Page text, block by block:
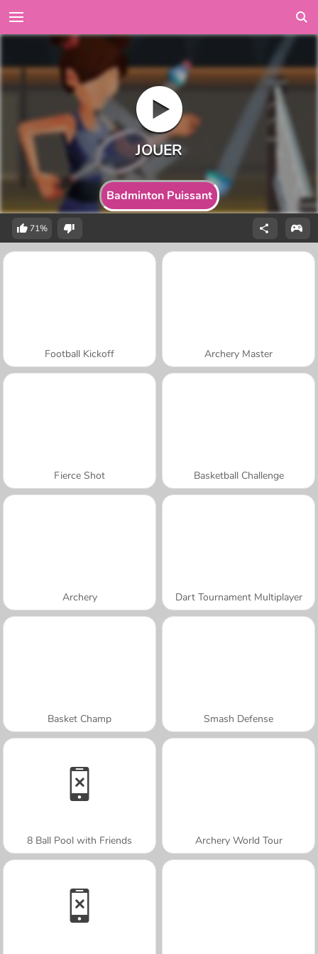
Badminton Puissant
71%
Football Kickoff Archery Master
Fierce Shot Basketball Challenge
Archery Dart Tournament Multiplayer
Basket Champ Smash Defense
8 Ball Pool with Friends Archery World Tour